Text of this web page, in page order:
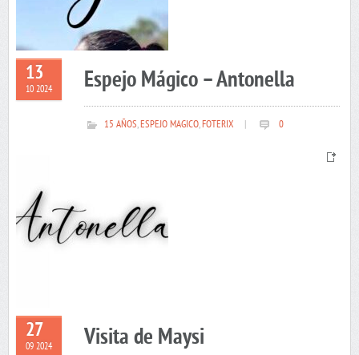
13
10 2024 Espejo Mágico – Antonella
15 AÑOS,ESPEJO MAGICO,FOTERIX 0
27
09 2024 Visita de Maysi